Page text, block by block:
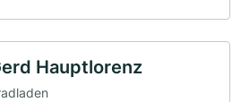
Hauptlorenz